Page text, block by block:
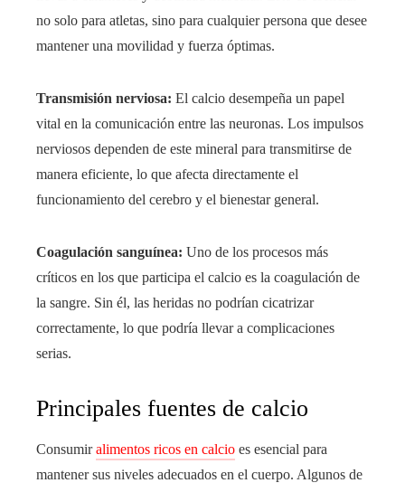
no solo para atletas, sino para cualquier persona que desee
mantener una movilidad y fuerza óptimas.
Transmisión nerviosa: El calcio desempeña un papel
vital en la comunicación entre las neuronas. Los impulsos
nerviosos dependen de este mineral para transmitirse de
manera eficiente, lo que afecta directamente el
funcionamiento del cerebro y el bienestar general.
Coagulación sanguínea: Uno de los procesos más
críticos en los que participa el calcio es la coagulación de
la sangre. Sin él, las heridas no podrían cicatrizar
correctamente, lo que podría llevar a complicaciones
serias.
Principales fuentes de calcio
Consumiralimentos ricos en calcio es esencial para
mantener sus niveles adecuados en el cuerpo. Algunos de